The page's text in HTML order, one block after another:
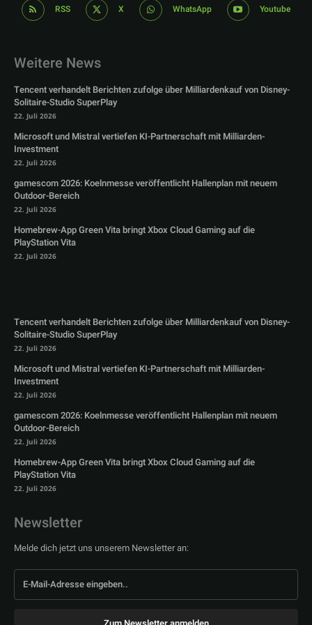
RSS X WhatsApp Youtube
Weitere News
Tencent verhandelt Berichten zufolge über Milliardenkauf von Disney-
Solitaire-Studio SuperPlay
22. Juli 2026
Microsoft und Mistral vertiefen KI-Partnerschaft mit Milliarden-
Investment
22. Juli 2026
gamescom 2026: Koelnmesse veröffentlicht Hallenplan mit neuem
Outdoor-Bereich
22. Juli 2026
Homebrew-App Green Vita bringt Xbox Cloud Gaming auf die
PlayStation Vita
22. Juli 2026
Tencent verhandelt Berichten zufolge über Milliardenkauf von Disney-
Solitaire-Studio SuperPlay
22. Juli 2026
Microsoft und Mistral vertiefen KI-Partnerschaft mit Milliarden-
Investment
22. Juli 2026
gamescom 2026: Koelnmesse veröffentlicht Hallenplan mit neuem
Outdoor-Bereich
22. Juli 2026
Homebrew-App Green Vita bringt Xbox Cloud Gaming auf die
PlayStation Vita
22. Juli 2026
Newsletter
Melde dich jetzt uns unserem Newsletter an: